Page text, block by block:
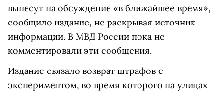
вынесут на обсуждение «в ближайшее время»,
сообщило издание, не раскрывая источник
информации. В МВД России пока не
комментировали эти сообщения.
Издание связало возврат штрафов с
экспериментом, во время которого на улицах